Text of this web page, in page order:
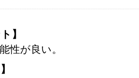
】
性が良い。